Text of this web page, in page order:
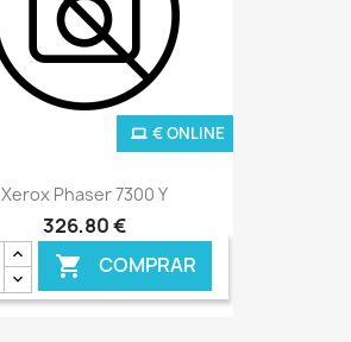
Xerox Phaser 7300 Y
326,80 €
 COMPRAR
€ ONLINE